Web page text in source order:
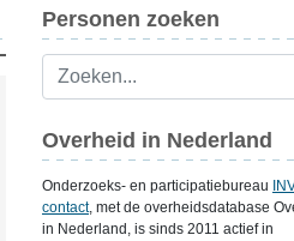
Personen zoeken
Overheid in Nederland
Onderzoeks- en participatiebureau
contact, met de overheidsdatabase
in Nederland, is sinds 2011 actief in